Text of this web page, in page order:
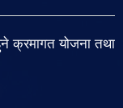
क्रमागत योजना तथा